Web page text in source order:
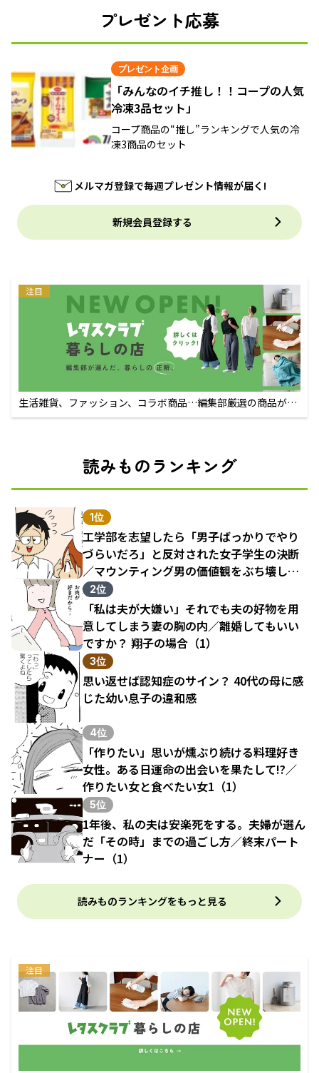
プレゼント応募
プレゼント企画
「みんなのイチ推し！！コープの人気
冷凍3品セット」
コープ商品の“推し”ランキングで人気の冷
凍3商品のセット
メルマガ登録で毎週プレゼント情報が届く!
新規会員登録する
注目
生活雑貨、ファッション、コラボ商品…編集部厳選の商品が買
えるECサイト
読みものランキング
1位
工学部を志望したら「男子ばっかりでやり
づらいだろ」と反対された女子学生の決断
／マウンティング男の価値観をぶち壊した
結果（1）
2位
「私は夫が大嫌い」それでも夫の好物を用
意してしまう妻の胸の内／離婚してもいい
ですか？ 翔子の場合（1）
3位
思い返せば認知症のサイン？ 40代の母に感
じた幼い息子の違和感
4位
「作りたい」思いが燻ぶり続ける料理好き
女性。ある日運命の出会いを果たして!?／
作りたい女と食べたい女1（1）
5位
1年後、私の夫は安楽死をする。夫婦が選ん
だ「その時」までの過ごし方／終末パート
ナー（1）
読みものランキングをもっと見る
注目